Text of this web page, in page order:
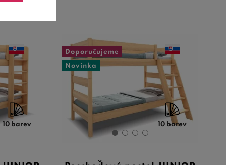
10 barev
Doporučujeme
Novinka
10 barev